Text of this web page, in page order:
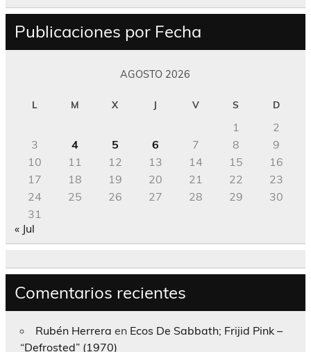
Publicaciones por Fecha
AGOSTO 2026
L M X J V S D
1
2
3
4 5 6 7 8
9
10
11 12 13 14 15
16
17
18 19 20 21 22
23
24
25 26 27 28 29
30
31
« Jul
Comentarios recientes
Rubén Herrera en Ecos De Sabbath; Frijid Pink –
“Defrosted” (1970)